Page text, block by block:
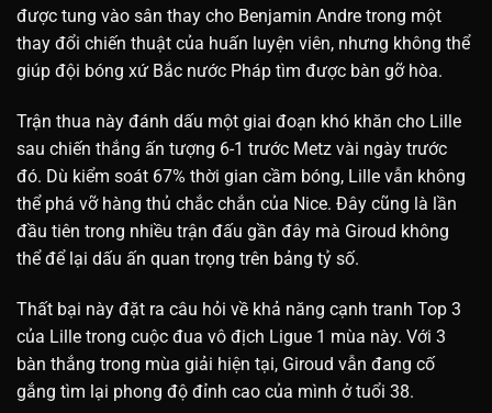
được tung vào sân thay cho Benjamin Andre trong một
thay đổi chiến thuật của huấn luyện viên, nhưng không thể
giúp đội bóng xứ Bắc nước Pháp tìm được bàn gỡ hòa.
Trận thua này đánh dấu một giai đoạn khó khăn cho Lille
sau chiến thắng ấn tượng 6-1 trước Metz vài ngày trước
đó. Dù kiểm soát 67% thời gian cầm bóng, Lille vẫn không
thể phá vỡ hàng thủ chắc chắn của Nice. Đây cũng là lần
đầu tiên trong nhiều trận đấu gần đây mà Giroud không
thể để lại dấu ấn quan trọng trên bảng tỷ số.
Thất bại này đặt ra câu hỏi về khả năng cạnh tranh Top 3
của Lille trong cuộc đua vô địch Ligue 1 mùa này. Với 3
bàn thắng trong mùa giải hiện tại, Giroud vẫn đang cố
gắng tìm lại phong độ đỉnh cao của mình ở tuổi 38.